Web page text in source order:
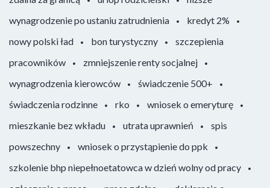
wynagrodzenie po ustaniu zatrudnienia
kredyt 2%
nowy polski ład
bon turystyczny
szczepienia
pracowników
zmniejszenie renty socjalnej
wynagrodzenia kierowców
świadczenie 500+
świadczenia rodzinne
rko
wniosek o emeryturę
mieszkanie bez wkładu
utrata uprawnień
spis
powszechny
wniosek o przystąpienie do ppk
szkolenie bhp niepełnoetatowca w dzień wolny od pracy